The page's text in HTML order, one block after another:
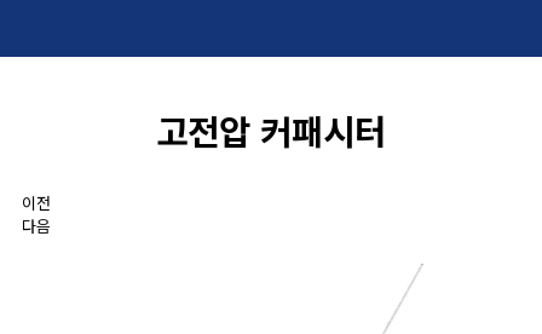
고전압 커패시터
이전
다음